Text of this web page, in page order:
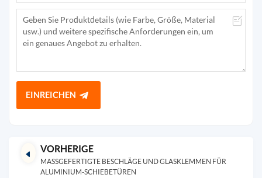
EINREICHEN
VORHERIGE
MASSGEFERTIGTE BESCHLÄGE UND GLASKLEMMEN FÜR A
LUMINIUM-SCHIEBETÜREN